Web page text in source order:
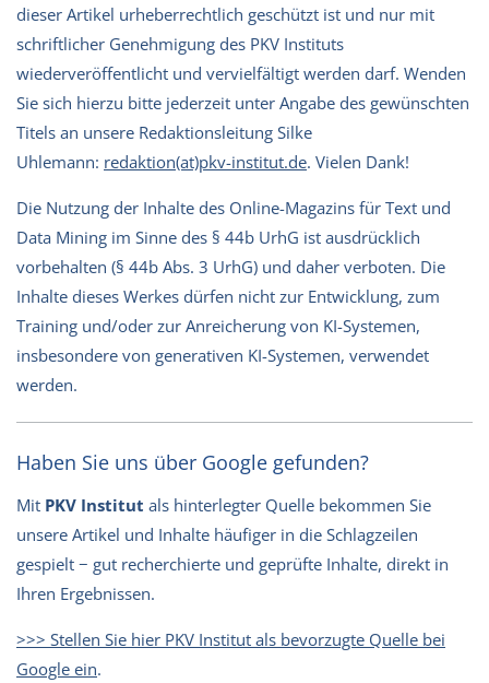
dieser Artikel urheberrechtlich geschützt ist und nur mit
schriftlicher Genehmigung des PKV Instituts
wiederveröffentlicht und vervielfältigt werden darf. Wenden
Sie sich hierzu bitte jederzeit unter Angabe des gewünschten
Titels an unsere Redaktionsleitung Silke
Uhlemann: redaktion(at)pkv-institut.de. Vielen Dank!
Die Nutzung der Inhalte des Online-Magazins für Text und
Data Mining im Sinne des § 44b UrhG ist ausdrücklich
vorbehalten (§ 44b Abs. 3 UrhG) und daher verboten. Die
Inhalte dieses Werkes dürfen nicht zur Entwicklung, zum
Training und/oder zur Anreicherung von KI-Systemen,
insbesondere von generativen KI-Systemen, verwendet
werden.
Haben Sie uns über Google gefunden?
Mit PKV Institut als hinterlegter Quelle bekommen Sie
unsere Artikel und Inhalte häufiger in die Schlagzeilen
gespielt − gut recherchierte und geprüfte Inhalte, direkt in
Ihren Ergebnissen.
>>> Stellen Sie hier PKV Institut als bevorzugte Quelle bei
Google ein.